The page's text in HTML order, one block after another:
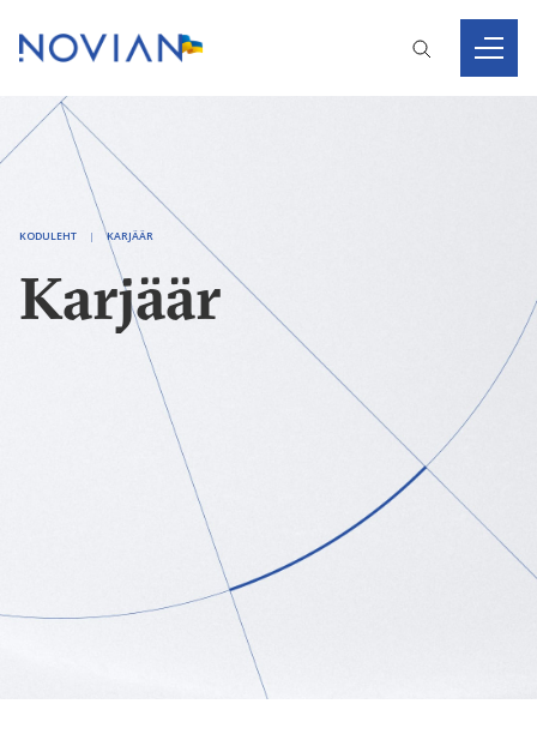
KODULEHT KARJÄÄR
Karjäär